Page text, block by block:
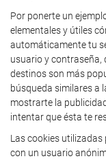
Por ponerte un
elementales y útiles
automáticamente tu
usuario y contraseña,
destinos son más
búsqueda similares a
mostrarte la
intentar que ésta te
Las cookies utilizadas
con un usuario